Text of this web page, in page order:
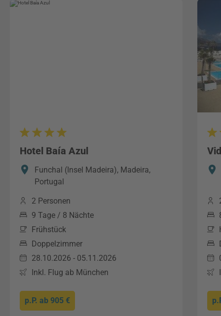
Hotel Baía Azul
Funchal (Insel Madeira), Madeira,
Portugal
2 Personen
9 Tage / 8 Nächte
Frühstück
Doppelzimmer
28.10.2026 - 05.11.2026
Inkl. Flug ab München
p.P. ab 905 €